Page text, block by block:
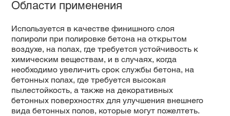
Области применения
Используется в качестве финишного слоя
полироли при полировке бетона на открытом
воздухе, на полах, где требуется устойчивость к
химическим веществам, и в случаях, когда
необходимо увеличить срок службы бетона, на
бетонных полах, где требуется высокая
пылестойкость, а также на декоративных
бетонных поверхностях для улучшения внешнего
вида бетонных полов, которые могут пожелтеть.